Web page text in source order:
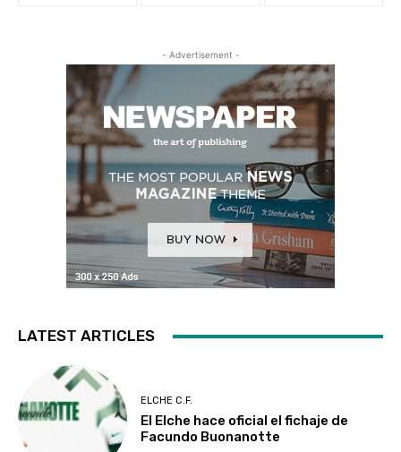
- Advertisement -
LATEST ARTICLES
ELCHE C.F.
El Elche hace oficial el fichaje de
Facundo Buonanotte